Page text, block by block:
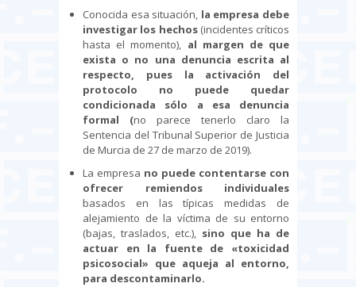
Conocida esa situación, la empresa debe
investigar los hechos(incidentes críticos
hasta el momento), al margen de que
exista o no una denuncia escrita al
respecto, pues la activación del
protocolo no puede quedar
condicionada sólo a esa denuncia
formal (no parece tenerlo claro la
Sentencia del Tribunal Superior de Justicia
de Murcia de 27 de marzo de 2019).
La empresa no puede contentarse con
ofrecer remiendos individuales
basados en las típicas medidas de
alejamiento de la víctima de su entorno
(bajas, traslados, etc.), sino que ha de
actuar en la fuente de «toxicidad
psicosocial» que aqueja al entorno,
para descontaminarlo.